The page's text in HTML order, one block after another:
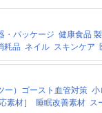
・パッケージ 健康食品
耗品 ネイル スキンケア
ー）ゴースト血管対策 小
素材］ 睡眠改善素材 ス